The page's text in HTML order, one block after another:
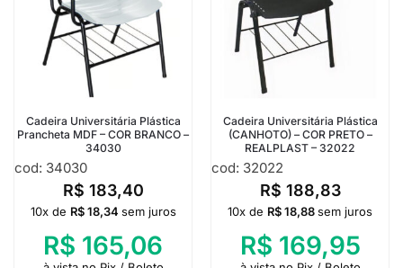
Cadeira Universitária Plástica
Prancheta MDF – COR BRANCO –
34030
cod: 34030
R$ 183,40
10x de R$18,34 sem juros
R$ 165,06
Cadeira Universitária Plástica
(CANHOTO) – COR PRETO –
REALPLAST – 32022
cod: 32022
R$ 188,83
10x de R$18,88sem juros
R$ 169,95